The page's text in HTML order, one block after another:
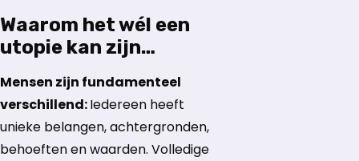
Waarom het wél een
utopie kan zijn…
Mensen zijn fundamenteel
verschillend:Iedereen heeft
unieke belangen, achtergronden,
behoeften en waarden. Volledige